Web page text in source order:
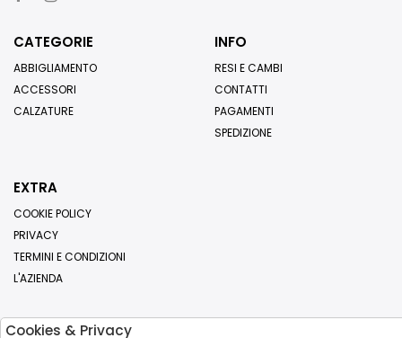
CATEGORIE
ABBIGLIAMENTO
ACCESSORI
CALZATURE
INFO
RESI E CAMBI
CONTATTI
PAGAMENTI
SPEDIZIONE
EXTRA
COOKIE POLICY
PRIVACY
TERMINI E CONDIZIONI
L'AZIENDA
Cookies & Privacy